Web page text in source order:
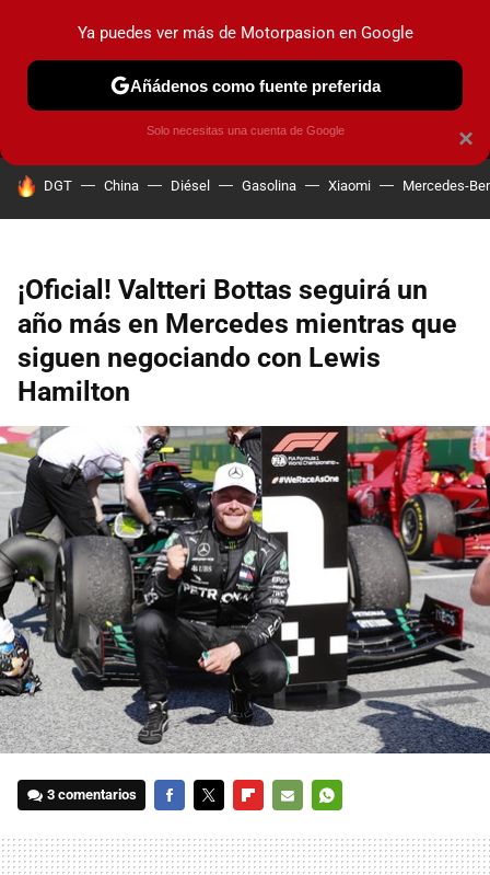
MENÚ NUEVO
COCHES ELÉCTRICOS OBSERVATORIO
HOY SE HABLA DE
DGT China Diésel Gasolina Xiaomi Mercedes-
¡Oficial! Valtteri Bottas seguirá un
año más en Mercedes mientras que
siguen negociando con Lewis
Hamilton
3 comentarios
MAIL
×
Ya puedes ver más de Motorpasion en Google
Añádenos como fuente preferida
Solo necesitas una cuenta de Google